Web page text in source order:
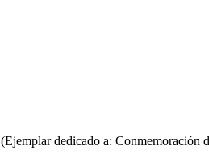
(Ejemplar dedicado a: Conmemoración